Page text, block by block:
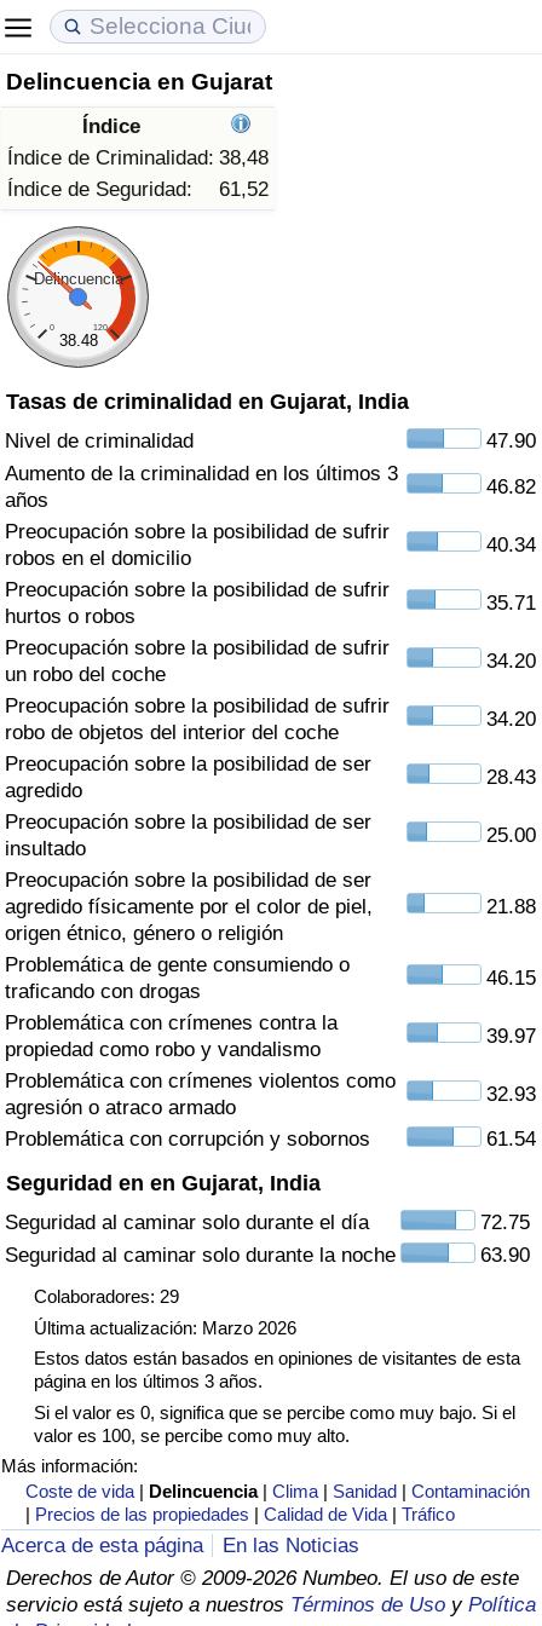
Delincuencia en Gujarat
Índice
Índice de Criminalidad: 38,48
Índice de Seguridad:
61,52
Delincuencia
0 120
38.48
Tasas de criminalidad en Gujarat, India
Nivel de criminalidad
47.90
Aumento de la criminalidad en los últimos 3
años
46.82
Preocupación sobre la posibilidad de sufrir
robos en el domicilio
40.34
Preocupación sobre la posibilidad de sufrir
hurtos o robos
35.71
Preocupación sobre la posibilidad de sufrir
un robo del coche
34.20
Preocupación sobre la posibilidad de sufrir
robo de objetos del interior del coche
34.20
Preocupación sobre la posibilidad de ser
agredido
28.43
Preocupación sobre la posibilidad de ser
insultado
25.00
Preocupación sobre la posibilidad de ser
agredido físicamente por el color de piel,
origen étnico, género o religión
21.88
Problemática de gente consumiendo o
traficando con drogas
46.15
Problemática con crímenes contra la
propiedad como robo y vandalismo
39.97
Problemática con crímenes violentos como
agresión o atraco armado
32.93
Problemática con corrupción y sobornos
61.54
Seguridad en en Gujarat, India
Seguridad al caminar solo durante el día
72.75
Seguridad al caminar solo durante la noche
63.90
Colaboradores: 29
Última actualización: Marzo 2026
Estos datos están basados en opiniones de visitantes de esta
página en los últimos 3 años.
Si el valor es 0, significa que se percibe como muy bajo. Si el
valor es 100, se percibe como muy alto.
Más información:
Coste de vida | Delincuencia |Clima | Sanidad |Contaminación
| Precios de las propiedades |Calidad de Vida |Tráfico
Acerca de esta página
En las Noticias
Derechos de Autor © 2009-2026 Numbeo. El uso de este
servicio está sujeto a nuestros Términos de Uso y Política
Coste de vida
Índice de Costo de Vida (Actual)
Índice de Costo de Vida
Índice de costo de vida por país
en aqaba
Precios de las propiedades
Índice de Precios de Inmuebles (Actual)
Índice de Precios de Inmuebles
Índice de Precios de Inmuebles por País
Calidad de Vida
Índice de Calidad de Vida
Índice de Calidad de Vida (Actual)
Índice de calidad de vida por país
Delincuencia
Calificación del Índice de Criminalidad
(Actual)
Índice de Criminalidad
Índice de criminalidad por país
Sanidad
Índice de Sanidad (Actual)
Índice de Sanidad
Índice de Sanidad por País
Contaminación
Índice de Contaminación (Actual)
Índice de contaminación
Índice de Contaminación por País
Tráfico
Índice de Tráfico
Índice de Tráfico (Actual)
Índice de Tráfico por País